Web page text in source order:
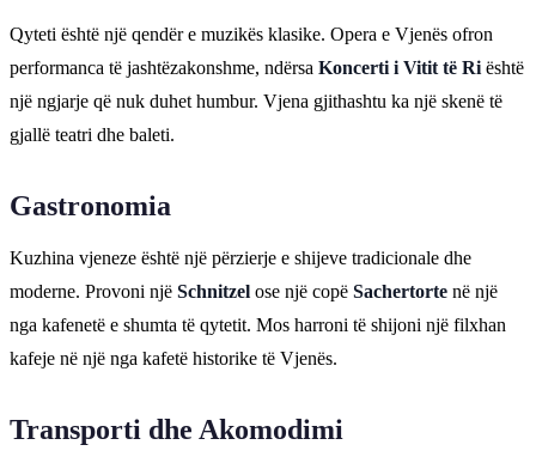
Qyteti është një qendër e muzikës klasike. Opera e Vjenës ofron
performanca të jashtëzakonshme, ndërsa Koncerti i Vitit të Riështë
një ngjarje që nuk duhet humbur. Vjena gjithashtu ka një skenë të
gjallë teatri dhe baleti.
Gastronomia
Kuzhina vjeneze është një përzierje e shijeve tradicionale dhe
moderne. Provoni një Schnitzel ose një copë Sachertorte në një
nga kafenetë e shumta të qytetit. Mos harroni të shijoni një filxhan
kafeje në një nga kafetë historike të Vjenës.
Transporti dhe Akomodimi